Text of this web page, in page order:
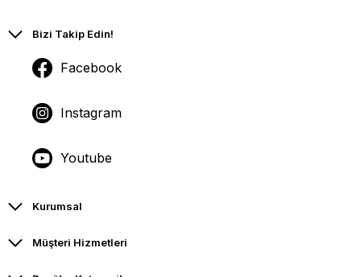
Bizi Takip Edin!
Facebook
Instagram
Youtube
Kurumsal
Müşteri Hizmetleri